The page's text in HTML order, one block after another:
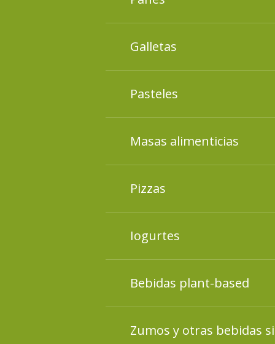
presentes en las
Galletas
presentes en las
Pasteles
presentes en las
Masas alimenticias
presentes en las
Pizzas
en las composiciones de
Iogurtes
presentes en las
Bebidas plant-based
presentes en las
Zumos y otras bebidas